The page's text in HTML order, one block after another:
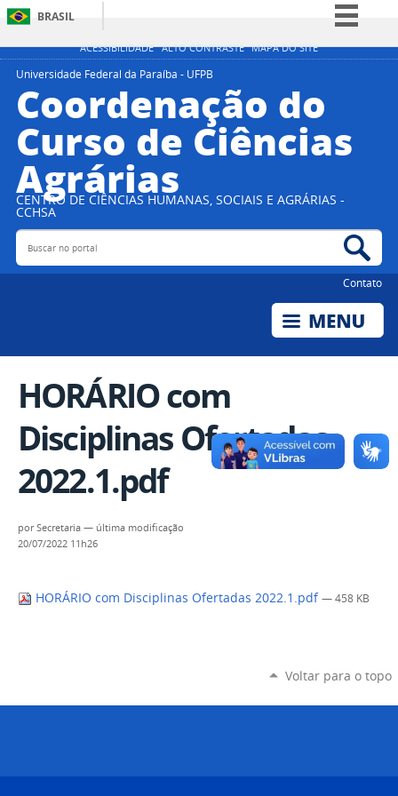
ACESSIBILIDADE ALTO CONTRASTE MAPA DO SITE
BRASIL
Simplifique!
Participe
Acesso à informação
Legislação
Universidade Federal da Paraíba - UFPB
Coordenação do
Curso de Ciências
Agrárias
CENTRO DE CIÊNCIAS HUMANAS, SOCIAIS E AGRÁRIAS -
CCHSA
Buscar no portal
Contato
HORÁRIO com
Disciplinas Ofertadas
2022.1.pdf
porSecretaria — última modificação
20/07/2022 11h26
HORÁRIO com Disciplinas Ofertadas 2022.1.pdf — 458 KB
Voltar para o topo